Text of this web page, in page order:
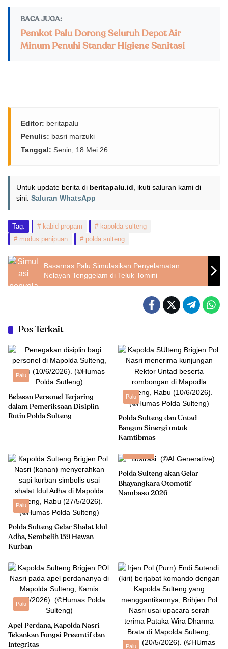
BACA JUGA:
Pemkot Palu Dorong Seluruh Depot Air
Minum Penuhi Standar Higiene Sanitasi
Editor: beritapalu
Penulis: basri marzuki
Tanggal: Senin, 18 Mei 26
Untuk update berita di beritapalu.id , ikuti saluran kami di
sini: Saluran WhatsApp
Tag: kabid propam
kapolda sulteng
modus penipuan
polda sulteng
Basarnas Palu Simulasikan Penyelamatan
Nelayan Tenggelam di Teluk Tomini
Pos Terkait
Palu
Belasan Personel Terjaring
dalam Pemeriksaan Disiplin
Rutin Polda Sulteng
Palu
Polda Sulteng dan Untad
Bangun Sinergi untuk
Kamtibmas
Palu
Polda Sulteng Gelar Shalat Idul
Adha, Sembelih 159 Hewan
Kurban
Polda Sulteng akan Gelar
Bhayangkara Otomotif
Nambaso 2026
Palu
Apel Perdana, Kapolda Nasri
Tekankan Fungsi Preemtif dan
Integritas
Palu